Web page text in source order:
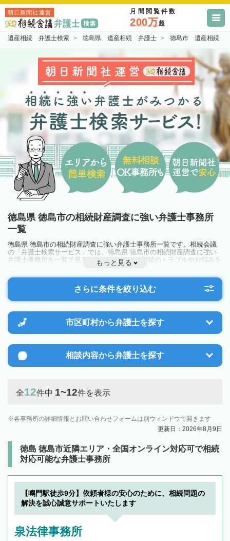
朝日新聞社運営 月間閲覧件数
200万超
遺産相続 弁護士検索 徳島県 遺産相続 弁護士 徳島市 遺産相続
徳島県 徳島市の相続財産調査に強い弁護士事務所
一覧
徳島県 徳島市の相続財産調査に強い弁護士事務所一覧です。相続会議
の「弁護士検索サービス」では、徳島県 徳島市の相続財産調査に強い
弁護士事務所を一覧で見ることが出来ます。相続のトラブルやお悩みを
抱えている方は一度近隣の弁護士に相談してみましょう。
もっと見る
さらに条件を絞り込む
市区町村から弁護士を探す
相談内容から弁護士を探す
全12件中 1~12件を表示
各事務所の詳細情報とお問い合わせフォームは別ウィンドウで開きます
更新日：2026年8月9日
徳島 徳島市近隣エリア・全国オンライン対応可で相続
対応可能な弁護士事務所
【鳴門駅徒歩9分】依頼者様の安心のために、相続問題の
解決を誠心誠意サポートいたします
泉法律事務所